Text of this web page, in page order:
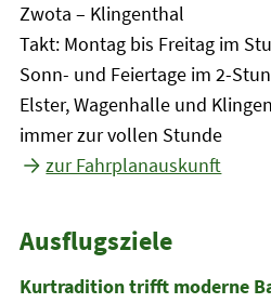
Zwota – Klingenthal
Takt: Montag bis Freitag im
Sonn- und Feiertage im 2-
Elster, Wagenhalle und
immer zur vollen Stunde
zur Fahrplanauskunft
Ausflugsziele
Kurtradition trifft moderne